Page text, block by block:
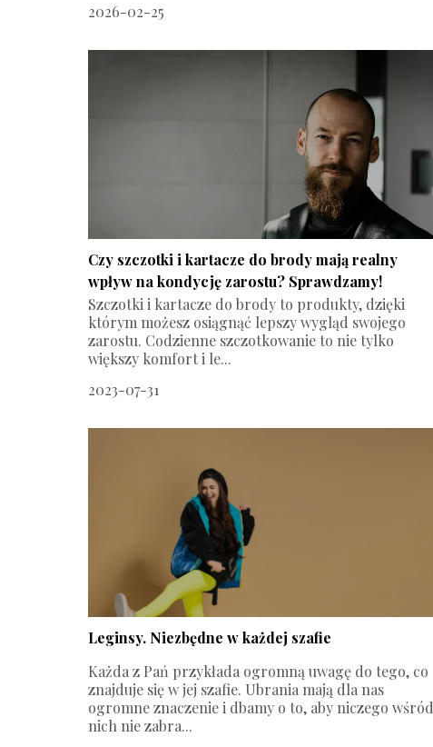
2026-02-25
Czy szczotki i kartacze do brody mają realny
wpływ na kondycję zarostu? Sprawdzamy!
Szczotki i kartacze do brody to produkty, dzięki
którym możesz osiągnąć lepszy wygląd swojego
zarostu. Codzienne szczotkowanie to nie tylko
większy komfort i le...
2023-07-31
Leginsy. Niezbędne w każdej szafie
Każda z Pań przykłada ogromną uwagę do tego, co
znajduje się w jej szafie. Ubrania mają dla nas
ogromne znaczenie i dbamy o to, aby niczego wśród
nich nie zabra...